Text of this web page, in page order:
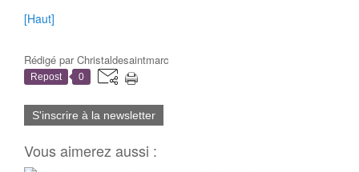
[Haut]
Rédigé parChristaldesaintmarc
Repost 0
S'inscrire à la newsletter
Vous aimerez aussi :